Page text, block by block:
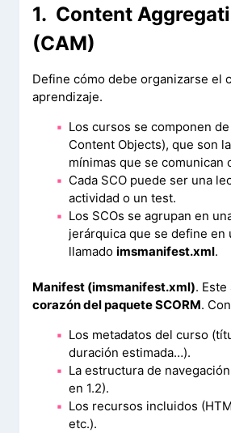
1. Content
(CAM)
Define cómo debe organizarse el
aprendizaje.
Los cursos se componen de
Content Objects), que son
mínimas que se comunican
Cada SCO puede ser una
actividad o un test.
Los SCOs se agrupan en
jerárquica que se define en
llamado imsmanifest.xml.
Manifest (imsmanifest.xml).
corazón del paquete SCORM.
Los metadatos del curso
duración estimada…).
La estructura de
en 1.2).
Los recursos incluidos
etc.).